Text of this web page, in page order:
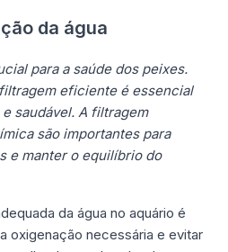
da água
para a saúde dos peixes.
eficiente é essencial
saudável. A filtragem
são importantes para
e manter o equilíbrio do
da água no aquário é
oxigenação necessária e evitar